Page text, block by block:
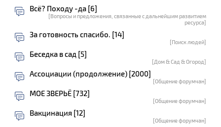
Всё? Походу -да [6]
[Вопросы и предложения, связанные с дальнейшим развитием
ресурса]
За готовность спасибо. [14]
[Поиск людей]
Беседка в сад [5]
[Дом & Сад & Огород]
Ассоциации (продолжение) [2000]
[Общение форумчан]
МОЕ ЗВЕРЬЁ [732]
[Общение форумчан]
Вакцинация [12]
[Общение форумчан]